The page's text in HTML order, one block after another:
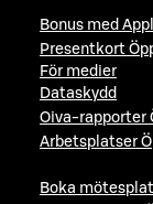
Bonus med
Presentkort
För medier
Dataskydd
Oiva-rapporter
Arbetsplatser
Boka